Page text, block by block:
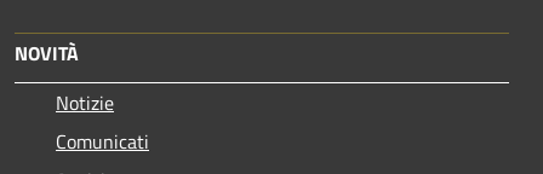
NOVITÀ
Notizie
Comunicati